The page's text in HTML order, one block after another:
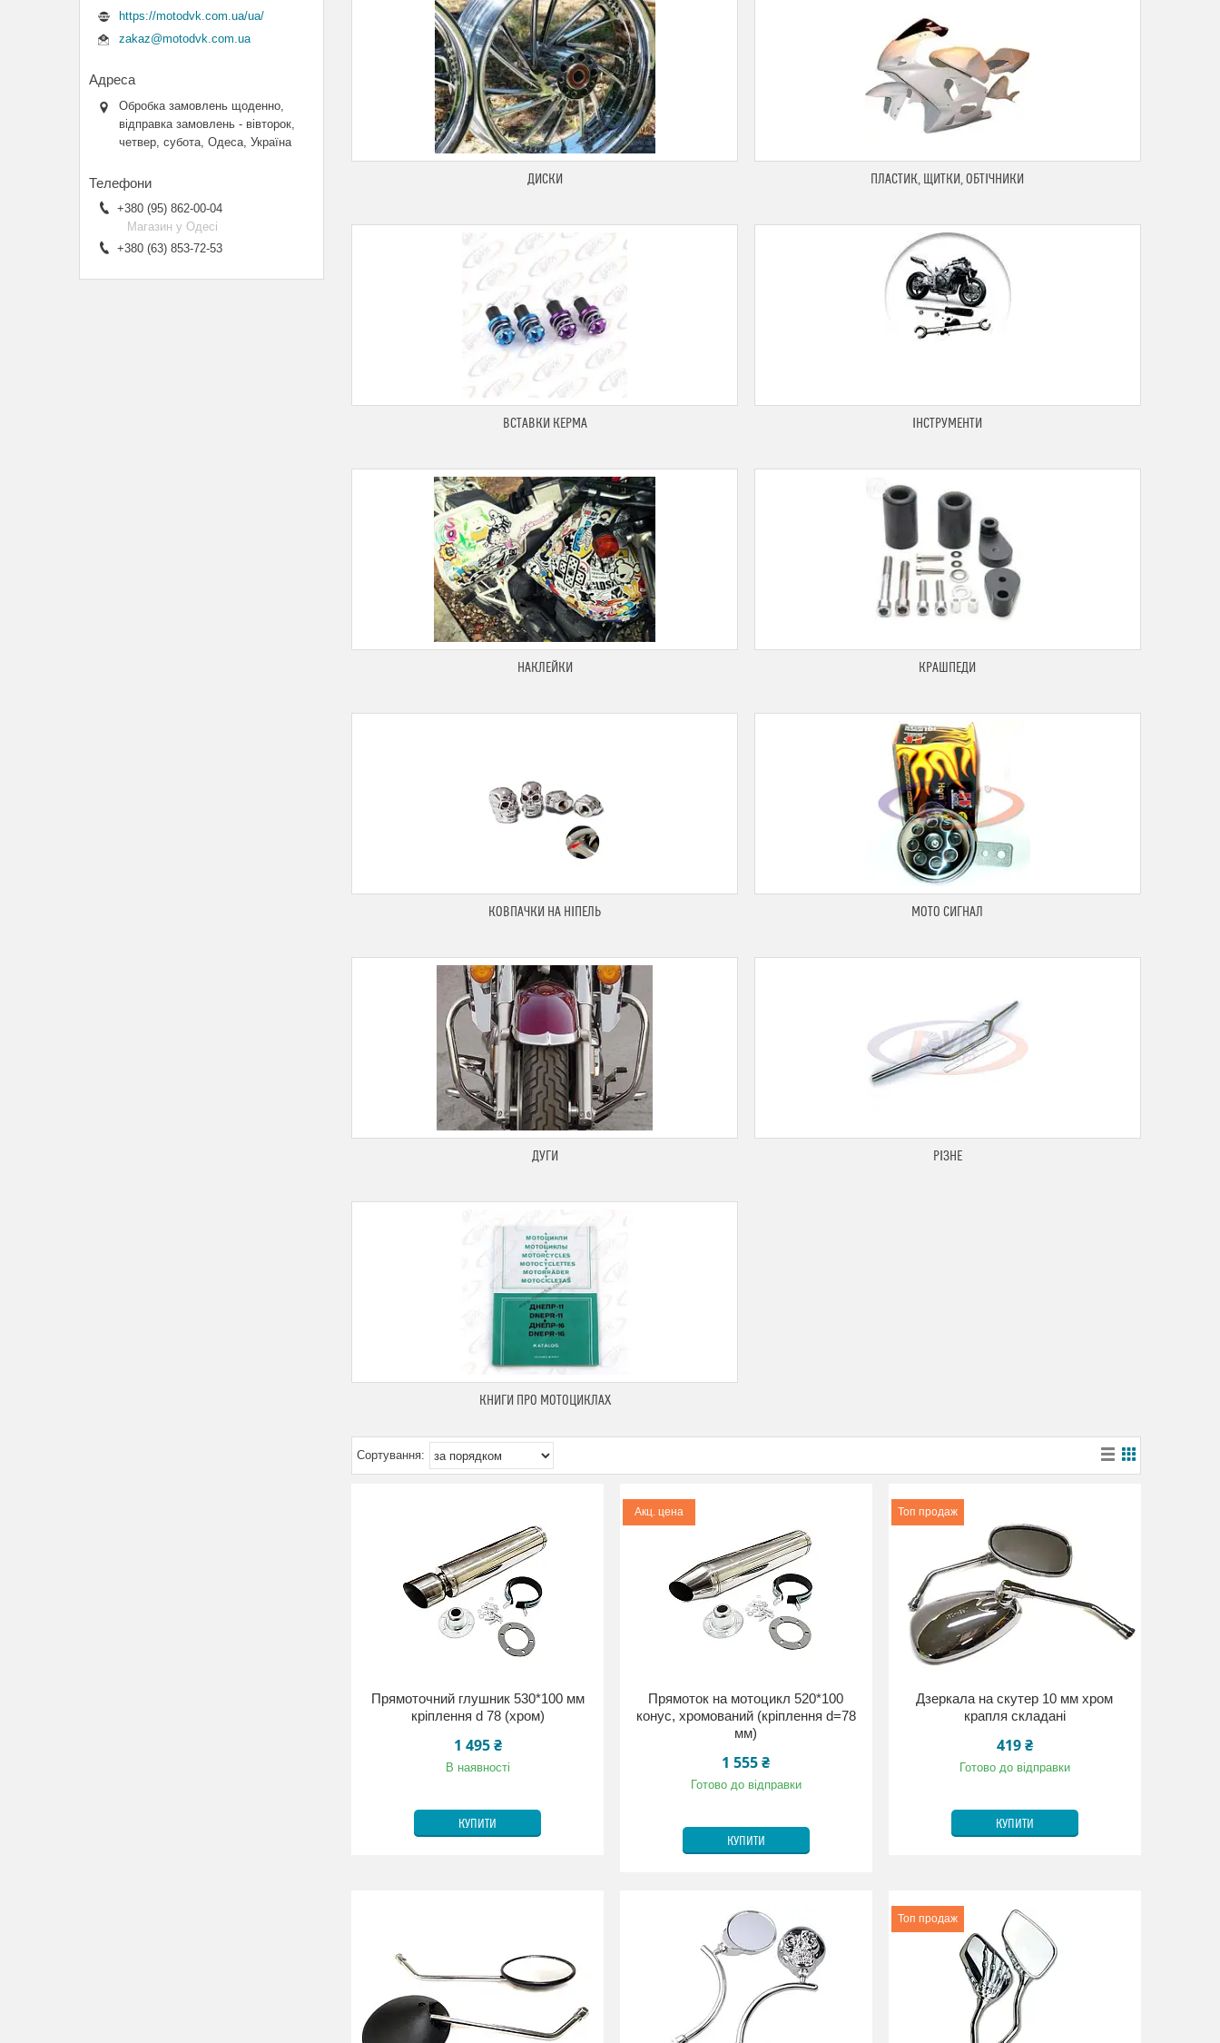
ДИСКИ ПЛАСТИК, ЩИТКИ, ОБТІЧНИКИ
ВСТАВКИ КЕРМА ІНСТРУМЕНТИ
НАКЛЕЙКИ КРАШПЕДИ
КОВПАЧКИ НА НІПЕЛЬ МОТО СИГНАЛ
ДУГИ РІЗНЕ
КНИГИ ПРО МОТОЦИКЛАХ
Прямоточний глушник 530*100 мм
кріплення d 78 (хром)
1 495 ₴
В наявності
КУПИТИ
Акц. цена
Прямоток на мотоцикл 520*100
конус, хромований (кріплення d=78
мм)
1 555 ₴
Готово до відправки
КУПИТИ
Топ продаж
Дзеркала на скутер 10 мм хром
крапля складані
419 ₴
Готово до відправки
КУПИТИ
Топ продаж
https://motodvk.com.ua/ua/
zakaz@motodvk.com.ua
Обробка замовлень щоденно,
відправка замовлень - вівторок,
четвер, субота, Одеса, Україна
+380 (95) 862-00-04
Магазин у Одесі
+380 (63) 853-72-53